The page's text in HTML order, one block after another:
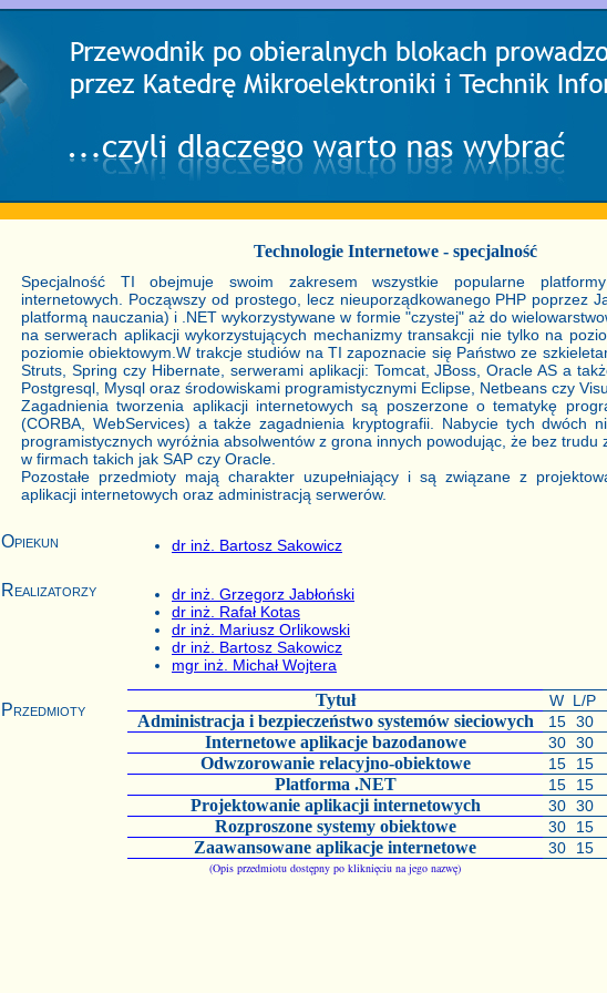
Technologie Internetowe - specjalność
Specjalność TI obejmuje swoim zakresem wszystkie popularne
internetowych. Począwszy od prostego, lecz nieuporządkowanego PHP poprzez
platformą nauczania) i .NET wykorzystywane w formie "czystej" aż do
na serwerach aplikacji wykorzystujących mechanizmy transakcji nie tylko na
poziomie obiektowym.W trakcje studiów na TI zapoznacie się Państwo ze
Struts, Spring czy Hibernate, serwerami aplikacji: Tomcat, JBoss, Oracle AS a
Postgresql, Mysql oraz środowiskami programistycznymi Eclipse, Netbeans czy
Zagadnienia tworzenia aplikacji internetowych są poszerzone o tematykę
(CORBA, WebServices) a także zagadnienia kryptografii. Nabycie tych dwóch
programistycznych wyróżnia absolwentów z grona innych powodując, że bez trudu
w firmach takich jak SAP czy Oracle.
Pozostałe przedmioty mają charakter uzupełniający i są związane z
aplikacji internetowych oraz administracją serwerów.
Opiekun dr inż. Bartosz Sakowicz
Realizatorzy
dr inż. Grzegorz Jabłoński
dr inż. Rafał Kotas
dr inż. Mariusz Orlikowski
dr inż. Bartosz Sakowicz
mgr inż. Michał Wojtera
Przedmioty
Tytuł W L/P
Administracja i bezpieczeństwo systemów sieciowych 15 30
Internetowe aplikacje bazodanowe 30 30
Odwzorowanie relacyjno-obiektowe 15 15
Platforma .NET 15 15
Projektowanie aplikacji internetowych 30 30
Rozproszone systemy obiektowe 30 15
Zaawansowane aplikacje internetowe 30 15
(Opis przedmiotu dostępny po kliknięciu na jego nazwę)